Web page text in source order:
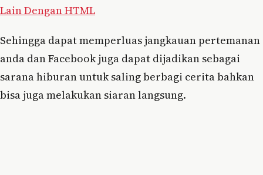
Lain Dengan HTML
Sehingga dapat memperluas jangkauan pertemanan
anda dan Facebook juga dapat dijadikan sebagai
sarana hiburan untuk saling berbagi cerita bahkan
bisa juga melakukan siaran langsung.